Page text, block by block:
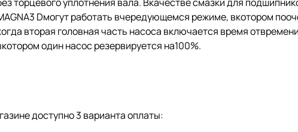
Dмогут работать вчередующемся режиме, вкотором
вторая головная часть насоса включается время
один насос резервируется на100%.
доступно 3 варианта оплаты: